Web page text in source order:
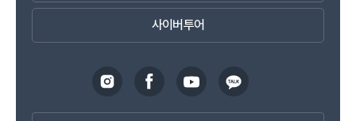
사이버투어